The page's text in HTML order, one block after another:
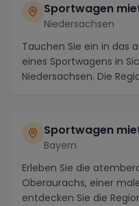
Sportwagen
Niedersachsen
Tauchen Sie ein in das
eines Sportwagens in
Niedersachsen. Die
Sportwagen
Bayern
Erleben Sie die
Oberaurachs, einer
entdecken Sie die